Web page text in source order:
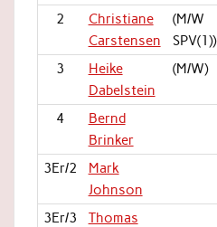
2
Christiane
Carstensen
(M/W
SPV(1))
3
Heike
Dabelstein
(M/W)
4
Bernd
Brinker
3Er/2
Mark
Johnson
3Er/3
Thomas